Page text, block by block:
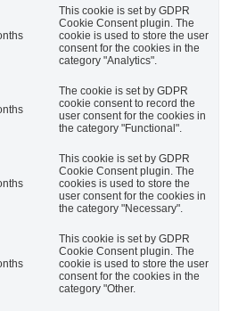
This cookie is set by GDPR
Cookie Consent plugin. The
cookie is used to store the user
consent for the cookies in the
category "Analytics".
The cookie is set by GDPR
cookie consent to record the
user consent for the cookies in
the category "Functional".
This cookie is set by GDPR
Cookie Consent plugin. The
cookies is used to store the
user consent for the cookies in
the category "Necessary".
This cookie is set by GDPR
Cookie Consent plugin. The
cookie is used to store the user
consent for the cookies in the
category "Other.